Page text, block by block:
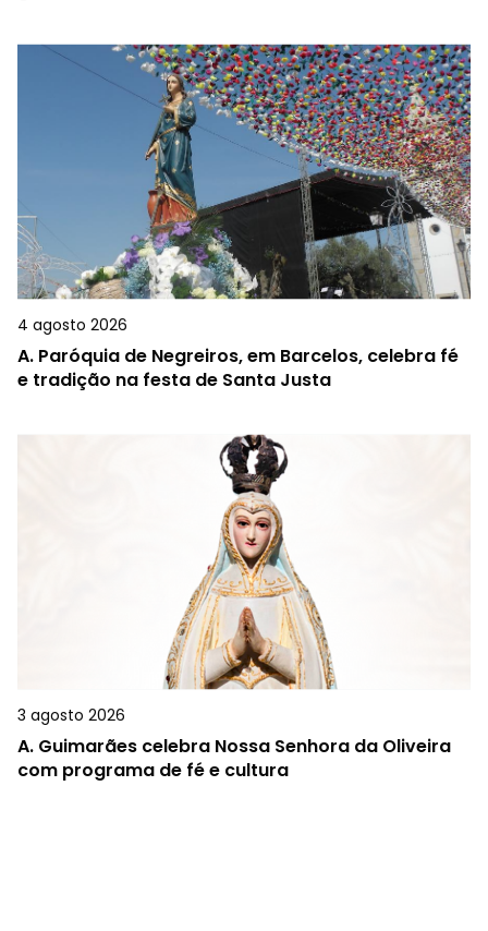
4 agosto 2026
A. Paróquia de Negreiros, em Barcelos, celebra fé
e tradição na festa de Santa Justa
3 agosto 2026
A. Guimarães celebra Nossa Senhora da Oliveira
com programa de fé e cultura